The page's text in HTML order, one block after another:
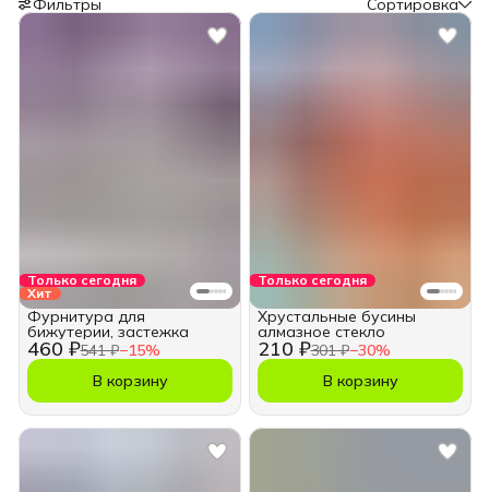
Фильтры Сортировка
Только сегодня
Хит
460 ₽541 ₽−15%
Фурнитура для
бижутерии, застежка
В корзину
Только сегодня
210 ₽301 ₽−30%
Хрустальные бусины
алмазное стекло
В корзину